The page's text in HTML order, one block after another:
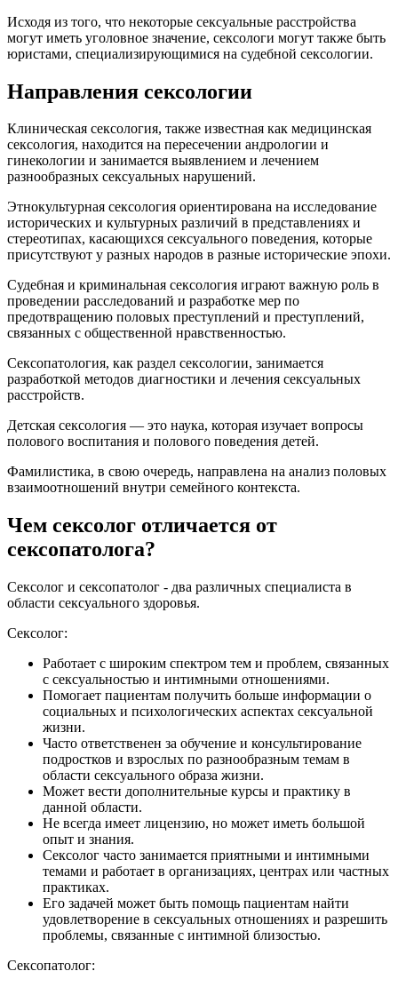
Исходя из того, что некоторые сексуальные расстройства
могут иметь уголовное значение, сексологи могут также быть
юристами, специализирующимися на судебной сексологии.
Направления сексологии
Клиническая сексология, также известная как медицинская
сексология, находится на пересечении андрологии и
гинекологии и занимается выявлением и лечением
разнообразных сексуальных нарушений.
Этнокультурная сексология ориентирована на исследование
исторических и культурных различий в представлениях и
стереотипах, касающихся сексуального поведения, которые
присутствуют у разных народов в разные исторические эпохи.
Судебная и криминальная сексология играют важную роль в
проведении расследований и разработке мер по
предотвращению половых преступлений и преступлений,
связанных с общественной нравственностью.
Сексопатология, как раздел сексологии, занимается
разработкой методов диагностики и лечения сексуальных
расстройств.
Детская сексология — это наука, которая изучает вопросы
полового воспитания и полового поведения детей.
Фамилистика, в свою очередь, направлена на анализ половых
взаимоотношений внутри семейного контекста.
Чем сексолог отличается от
сексопатолога?
Сексолог и сексопатолог - два различных специалиста в
области сексуального здоровья.
Сексолог:
Работает с широким спектром тем и проблем, связанных
с сексуальностью и интимными отношениями.
Помогает пациентам получить больше информации о
социальных и психологических аспектах сексуальной
жизни.
Часто ответственен за обучение и консультирование
подростков и взрослых по разнообразным темам в
области сексуального образа жизни.
Может вести дополнительные курсы и практику в
данной области.
Не всегда имеет лицензию, но может иметь большой
опыт и знания.
Сексолог часто занимается приятными и интимными
темами и работает в организациях, центрах или частных
практиках.
Его задачей может быть помощь пациентам найти
удовлетворение в сексуальных отношениях и разрешить
проблемы, связанные с интимной близостью.
Сексопатолог: